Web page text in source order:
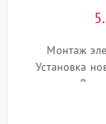
Монтаж
Установка
герметика.
заполнение